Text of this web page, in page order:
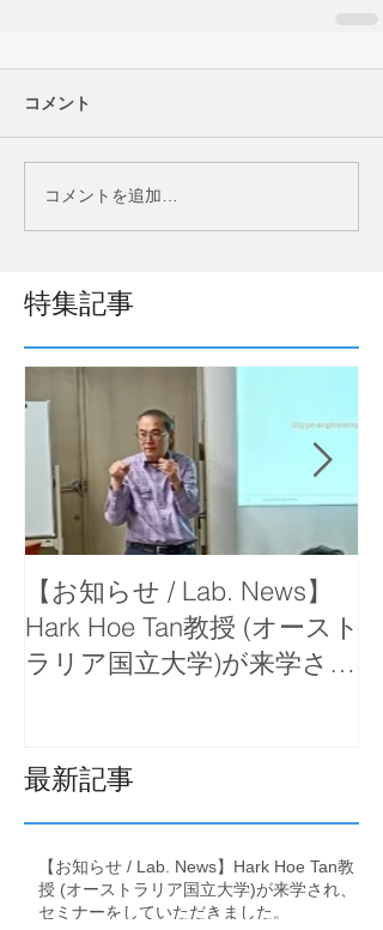
コメント
コメントを追加…
特集記事
【お知らせ / Lab. News】
Hark Hoe Tan教授 (オースト
ラリア国立大学)が来学さ
最新記事
【お知らせ / Lab. News】Hark Hoe Tan教
授 (オーストラリア国立大学)が来学され、
セミナーをしていただきました。